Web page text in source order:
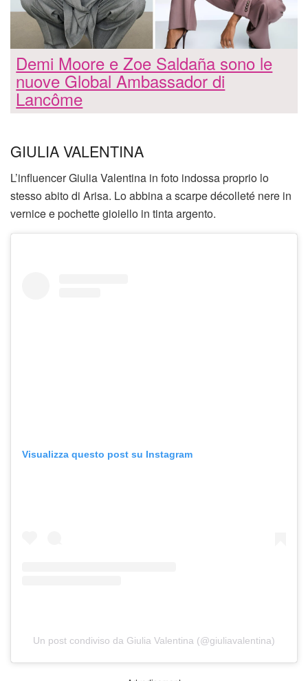
Demi Moore e Zoe Saldaña sono le
nuove Global Ambassador di
Lancôme
GIULIA VALENTINA
L’influencer Giulia Valentina in foto indossa proprio lo
stesso abito di Arisa. Lo abbina a scarpe décolleté nere in
vernice e pochette gioiello in tinta argento.
Visualizza questo post su Instagram
Un post condiviso da Giulia Valentina (@giuliavalentina)